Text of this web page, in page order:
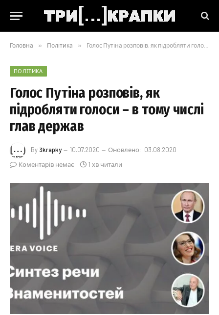
Головна » Політика » Голос Путіна розповів, як підробляти голоси – в тому числі глав держав
ПОЛІТИКА
Голос Путіна розповів, як
підробляти голоси – в тому числі
глав держав
By 3krapky 10.07.2020 Оновлено: 03.08.2020
Коментарів немає
1 хв читали